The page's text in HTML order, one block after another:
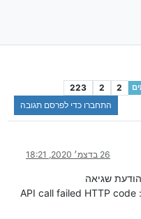
2
2
223
התחברו כדי לפרסם תגובה
26 בדצמ׳ 2020, 18:21
שגיאה
API call failed HTTP